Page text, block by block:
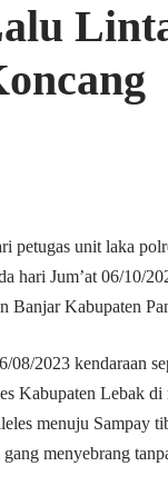
petugas unit laka
hari Jum’at 06/10/
Banjar Kabupaten
2023 kendaraan
Kabupaten Lebak
menuju Sampay
menyebrang